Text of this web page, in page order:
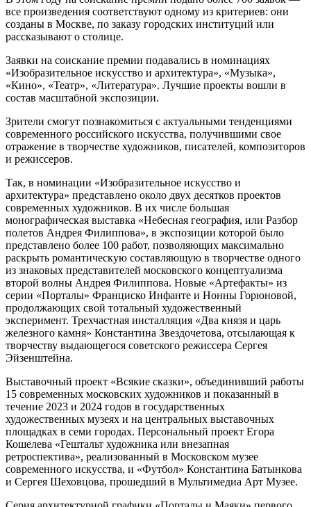
все произведения соответствуют одному из критериев: они
созданы в Москве, по заказу городских институций или
рассказывают о столице.
Заявки на соискание премии подавались в номинациях
«Изобразительное искусство и архитектура», «Музыка»,
«Кино», «Театр», «Литература». Лучшие проекты вошли в
состав масштабной экспозиции.
Зрители смогут познакомиться с актуальными тенденциями
современного российского искусства, получившими свое
отражение в творчестве художников, писателей, композиторов
и режиссеров.
Так, в номинации «Изобразительное искусство и
архитектура» представлено около двух десятков проектов
современных художников. В их числе большая
монографическая выставка «Небесная география, или Разбор
полетов Андрея Филиппова», в экспозиции которой было
представлено более 100 работ, позволяющих максимально
раскрыть романтическую составляющую в творчестве одного
из знаковых представителей московского концептуализма
второй волны Андрея Филиппова. Новые «Артефакты» из
серии «Порталы» Франциско Инфанте и Нонны Горюновой,
продолжающих свой тотальный художественный
эксперимент. Трехчастная инсталляция «Два князя и царь
железного камня» Константина Звездочетова, отсылающая к
творчеству выдающегося советского режиссера Сергея
Эйзенштейна.
Выставочный проект «Всякие сказки», объединивший работы
15 современных московских художников и показанный в
течение 2023 и 2024 годов в государственных
художественных музеях и на центральных выставочных
площадках в семи городах. Персональный проект Егора
Кошелева «Гештальт художника или внезапная
ретроспектива», реализованный в Московском музее
современного искусства, и «Футбол» Константина Батынкова
и Сергея Шеховцова, прошедший в Мультимедиа Арт Музее.